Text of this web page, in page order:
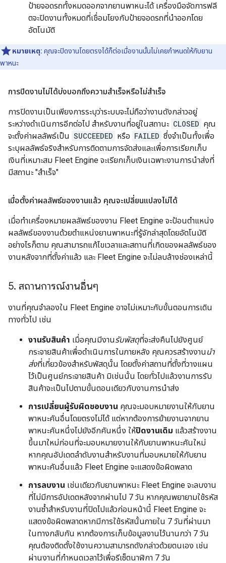
ป้ายจอดรถทั้งหมดออกจากยานพาหนะได้ เครื่องมือจัดการฟลี
ตจะปิดงานทั้งหมดที่เชื่อมโยงกับป้ายจอดรถที่นําออกโดย
อัตโนมัติ
หมายเหตุ: คุณจะปิดงานโดยตรงได้ก็ต่อเมื่องานนั้นไม่เคยกำหนดให้กับยาน
พาหนะ
การปิดงานไม่ได้บ่งบอกถึงความสำเร็จหรือไม่สำเร็จ
การปิดงานเป็นเพียงการระบุว่าระบบจะไม่ถือว่างานดังกล่าวอยู่
ระหว่างดำเนินการอีกต่อไป สำหรับงานที่อยู่ในสถานะ CLOSED คุณ
จะตั้งค่าผลลัพธ์เป็น SUCCEEDED หรือ FAILED ซึ่งจำเป็นทั้งเพื่อ
ระบุผลลัพธ์จริงสำหรับการติดตามการจัดส่งและเพื่อการเรียกเก็บ
เงินที่เหมาะสม Fleet Engine จะเรียกเก็บเงินเฉพาะงานการนำส่งที่
มีสถานะ "สำเร็จ"
เมื่อตั้งค่าผลลัพธ์ของงานแล้ว คุณจะเปลี่ยนแปลงไม่ได้
เมื่อทำเครื่องหมายผลลัพธ์ของงาน Fleet Engine จะป้อนตำแหน่ง
ผลลัพธ์ของงานด้วยตำแหน่งยานพาหนะที่รู้จักล่าสุดโดยอัตโนมัติ
อย่างไรก็ตาม คุณสามารถแก้ไขเวลาและสถานที่เกิดของผลลัพธ์ของ
งานหลังจากที่ตั้งค่าแล้ว และ Fleet Engine จะไม่ลบล้างช่องเหล่านี้
5. สถานการณ์งานอื่นๆ
งานที่คุณจําลองใน Fleet Engine อาจไม่เหมาะกับขั้นตอนการเดิน
ทางทั่วไป เช่น
งานรับสินค้า เมื่อคุณมีงานรับพัสดุที่จะส่งคืนไปยังศูนย์
กระจายสินค้าเพื่อดำเนินการในภายหลัง คุณควรสร้างงานนำ
ส่งที่เกี่ยวข้องสำหรับพัสดุนั้น โดยตั้งค่าสถานที่ตั้งที่วางแผน
ไว้เป็นศูนย์กระจายสินค้า มิเช่นนั้น โดยทั่วไปแล้วงานการรับ
สินค้าจะเป็นไปตามขั้นตอนเดียวกับงานการนำส่ง
การเปลี่ยนผู้รับผิดชอบงาน คุณจะมอบหมายงานให้กับยาน
พาหนะคันอื่นโดยตรงไม่ได้ แต่หากต้องการย้ายงานจากยาน
พาหนะคันหนึ่งไปยังอีกคันหนึ่ง ให้ปิดงานเดิม แล้วสร้างงาน
ขึ้นมาใหม่ก่อนที่จะมอบหมายงานให้กับยานพาหนะคันใหม่
หากคุณอัปเดตลําดับงานสําหรับงานที่มอบหมายให้กับยาน
พาหนะคันอื่นแล้ว Fleet Engine จะแสดงข้อผิดพลาด
การลบงาน เช่นเดียวกับยานพาหนะ Fleet Engine จะลบงาน
ที่ไม่มีการอัปเดตหลังจากผ่านไป 7 วัน หากคุณพยายามใช้รหัส
งานซ้ำสำหรับงานที่ปิดไปแล้วก่อนหน้านี้ Fleet Engine จะ
แสดงข้อผิดพลาดหากมีการใช้รหัสนั้นภายใน 7 วันที่ผ่านมา
ในทางกลับกัน หากต้องการเก็บข้อมูลงานไว้นานกว่า 7 วัน
คุณต้องติดตั้งใช้งานความสามารถดังกล่าวด้วยตนเอง เช่น
ผ่านงานที่กำหนดเวลาไว้เพื่อรีเซ็ตนาฬิกา 7 วัน